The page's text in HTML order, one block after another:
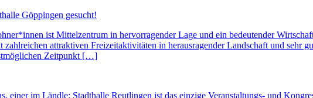
Göppingen gesucht!
ist Mittelzentrum in hervorragender Lage und ein bedeutender
attraktiven Freizeitaktivitäten in herausragender Landschaft und sehr
Zeitpunkt […]
einer im Ländle: Stadthalle Reutlingen ist das einzige Veranstaltungs- und